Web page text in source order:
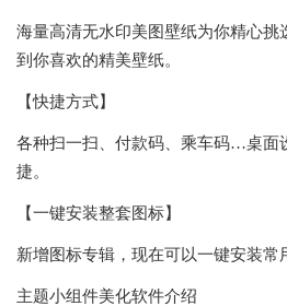
海量高清无水印美图壁纸为你精心挑
到你喜欢的精美壁纸。
【快捷方式】
各种扫一扫、付款码、乘车码…桌面
捷。
【一键安装整套图标】
新增图标专辑，现在可以一键安装常
主题小组件美化软件介绍